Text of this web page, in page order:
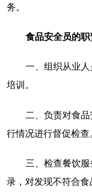
务。
食品安全员的
一、组织从业
培训。
二、负责对食
行情况进行督促检查
三、检查餐饮
录，对发现不符合